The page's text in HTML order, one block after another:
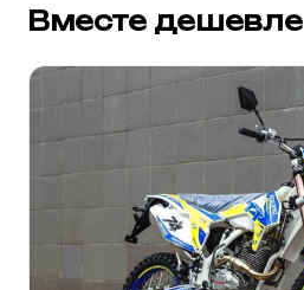
Вместе дешевле